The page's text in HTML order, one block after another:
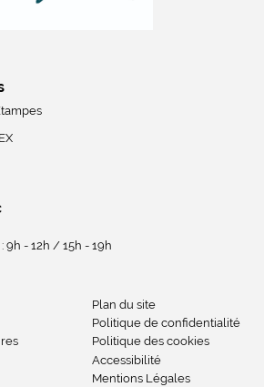
9h - 12h / 15h - 19h
Plan du site
Politique de confidentialité
Politique des cookies
Accessibilité
Mentions Légales